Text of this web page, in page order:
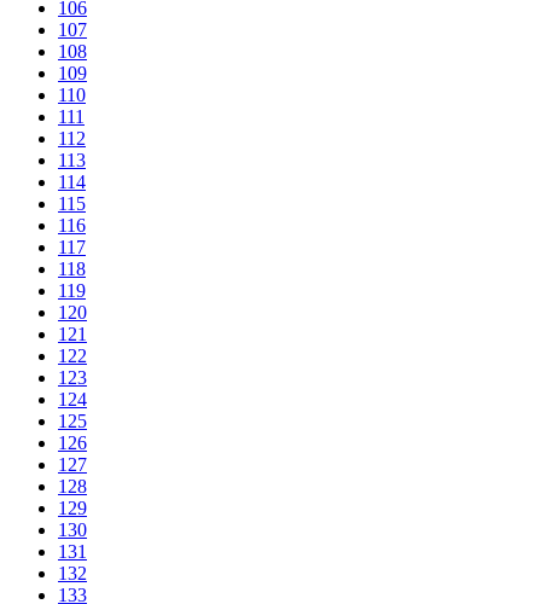
106
107
108
109
110
111
112
113
114
115
116
117
118
119
120
121
122
123
124
125
126
127
128
129
130
131
132
133